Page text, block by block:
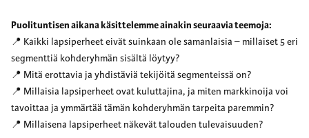
Puolituntisen aikana käsittelemme ainakin seuraavia teemoja:
📍 Kaikki lapsiperheet eivät suinkaan ole samanlaisia – millaiset 5 eri
segmenttiä kohderyhmän sisältä löytyy?
📍 Mitä erottavia ja yhdistäviä tekijöitä segmenteissä on?
📍 Millaisia lapsiperheet ovat kuluttajina, ja miten markkinoija voi
tavoittaa ja ymmärtää tämän kohderyhmän tarpeita paremmin?
📍 Millaisena lapsiperheet näkevät talouden tulevaisuuden?